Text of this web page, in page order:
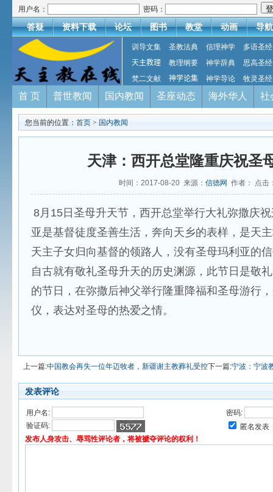
用户名： 密码：
答疑 资料下载 论坛 图书 教堂 动画 导航
训导文集 圣教法典 信理神学
多语圣经
天主教理
教理纲要 神学辞典
思高圣经
梵二文献
神学论集 神学导论 牧灵圣经
首 页 普世教闻 国内教闻 圣座动态 海外华人 社
您当前的位置： 首页 > 国内教闻
天津：西开总堂隆重庆祝圣
时间：2017-08-20 来源： 信德网 作者： 点击
8月15日圣母升天节，西开总堂举行大礼弥撒庆
亚是基督徒度圣善生活，奔向天乡的表样，是天
天主子女归向基督的领路人，没有圣母玛利亚的
自古就有敬礼圣母升天的历史渊源，此节日是敬
的节日，在弥撒后神父举行隆重降福和圣母游行
仪，表达对圣母的热爱之情。
上一篇:中国教会再失一位年迈牧者，新疆谢主教葬礼受控下一篇:宁波：宁波
发表评论
用户名:
密码:
验证码:
匿名发表
发布人身攻击、辱骂性评论者，将被褫夺评论的权利！